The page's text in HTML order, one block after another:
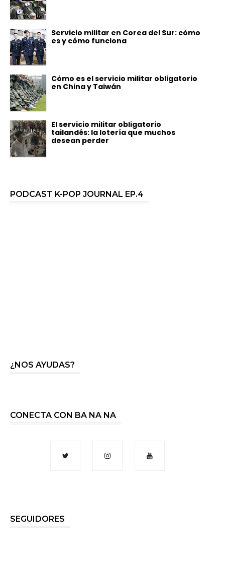
Servicio militar en Corea del Sur: cómo
es y cómo funciona
Cómo es el servicio militar obligatorio
en China y Taiwán
El servicio militar obligatorio
tailandés: la lotería que muchos
desean perder
PODCAST K-POP JOURNAL EP.4
¿NOS AYUDAS?
CONECTA CON BA NA NA
SEGUIDORES